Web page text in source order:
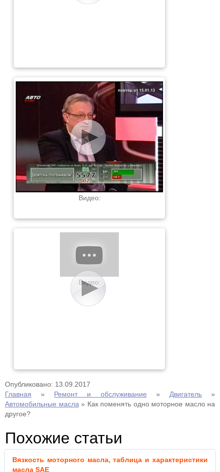
Видео:
Видео:
Опубликовано: 13.09.2017
Главная » Ремонт и обслуживание » Двигатель»
Автомобильные масла » Как поменять одно моторное масло на
другое?
Похожие статьи
Вязкость моторного масла, таблица и характеристики
масла SAE